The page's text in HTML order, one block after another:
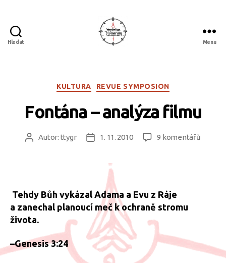
Hledat Menu
Rubriky
KULTURA REVUE SYMPOSION
Fontána – analýza filmu
AutorAutor: ttygr
Datum
1. 11. 2010 9 komentářůu
Tehdy Bůh vykázal Adama a Evu z Ráje
a zanechal planoucí meč k ochraně stromu
života.
–Genesis 3:24